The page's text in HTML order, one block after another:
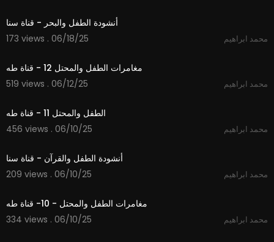
أنشودة الطفل والبحر - قناة سنا
173 views . 06/18/25
محمد ابراهيم
مغامرات الطفل والمحتل 12 - قناة طه
519 views . 06/12/25
محمد ابراهيم
الطفل والمحتل 11 - قناة طه
456 views . 06/10/25
محمد ابراهيم
أنشودة الطفل والقرآن - قناة سنا
209 views . 06/10/25
محمد ابراهيم
مغامرات الطفل والمحتل - 10- قناة طه
334 views . 06/10/25
محمد ابراهيم